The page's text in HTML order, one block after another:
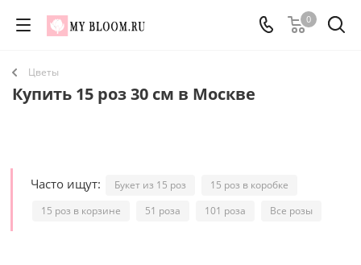
0
Цветы
Купить 15 роз 30 см в Москве
Часто ищут: Букет из 15 роз
15 роз в коробке
15 роз в корзине
51 роза 101 роза Все розы